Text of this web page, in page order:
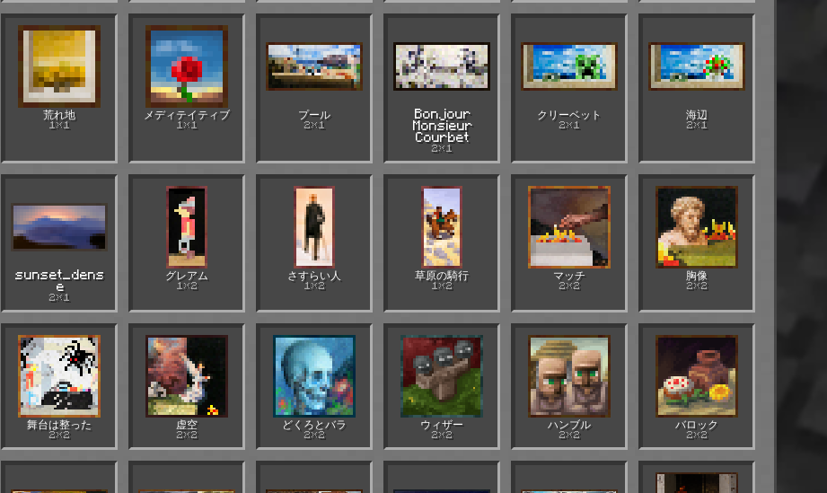
荒れ地
1×1
メディテイティブ
1×1
プール
2×1
Bonjour
Monsieur
Courbet
2×1
クリーベット
2×1
海辺
2×1
sunset_dens
e
2×1
グレアム
1×2
さすらい人
1×2
草原の騎行
1×2
マッチ
2×2
胸像
2×2
舞台は整った
2×2
虚空
2×2
どくろとバラ
2×2
ウィザー
2×2
ハンブル
2×2
バロック
2×2